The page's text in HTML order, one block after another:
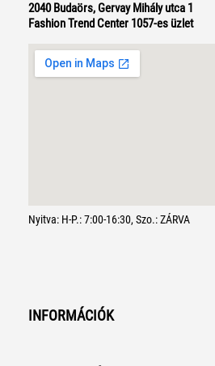
2040 Budaörs, Gervay Mihály utca 1
Fashion Trend Center 1057-es üzlet
Nyitva: H-P.: 7:00-16:30, Szo.: ZÁRVA
INFORMÁCIÓK